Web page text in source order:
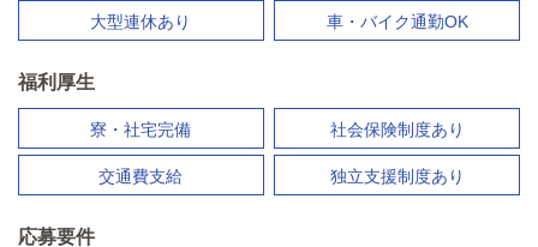
大型連休あり 車・バイク通勤OK
福利厚生
寮・社宅完備 社会保険制度あり
交通費支給 独立支援制度あり
応募要件